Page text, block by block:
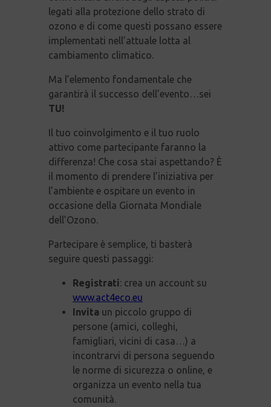
legati alla protezione dello strato di
ozono e di come questi possano essere
implementati nell’attuale lotta al
cambiamento climatico.
Ma l’elemento fondamentale che
garantirà il successo dell’evento…sei
TU!
Il tuo coinvolgimento e il tuo ruolo
attivo come partecipante faranno la
differenza! Che cosa stai aspettando? È
il momento di prendere l’iniziativa per
l’ambiente e ospitare un evento in
occasione della Giornata Mondiale
dell’Ozono.
Partecipare è semplice, ti basterà
seguire questi passaggi:
Registrati: crea un account su
www.act4eco.eu
Invita un piccolo gruppo di
persone (amici, colleghi,
famigliari, vicini di casa…) a
incontrarvi di persona seguendo
le norme di sicurezza o online, e
organizza un evento nella tua
comunità.